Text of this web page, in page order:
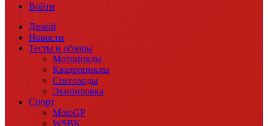
Войти
Домой
Новости
Тесты и обзоры
Мотоциклы
Квадроциклы
Снегоходы
Экипировка
Спорт
MotoGP
WSBK